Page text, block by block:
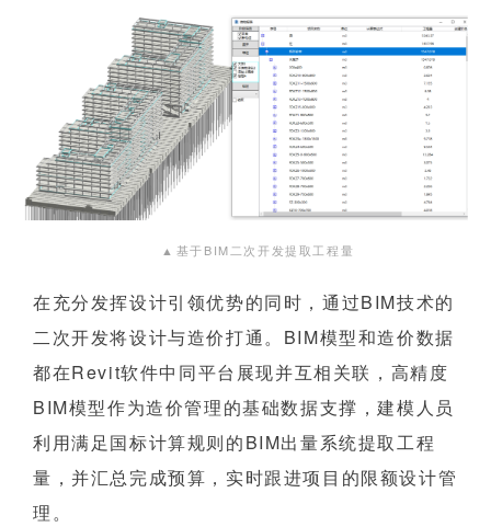
▲ 基于BIM二次开发提取工程量
在充分发挥设计引领优势的同时，通过BIM技术的
二次开发将设计与造价打通。BIM模型和造价数据
都在Revit软件中同平台展现并互相关联，高精度
BIM模型作为造价管理的基础数据支撑，建模人员
利用满足国标计算规则的BIM出量系统提取工程
量，并汇总完成预算，实时跟进项目的限额设计管
理。